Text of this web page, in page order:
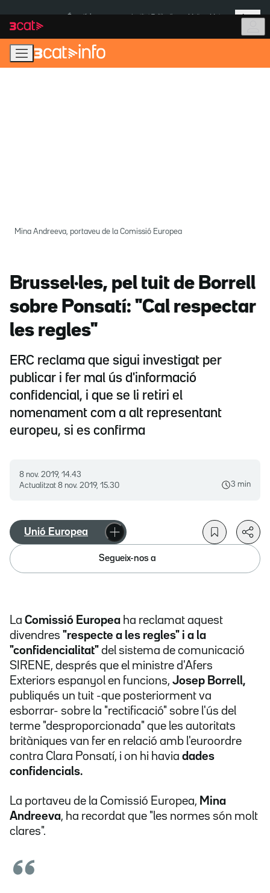
navegació
principal
contingut
Més
Mina Andreeva, portaveu de la Comissió Europea
Brussel·les, pel tuit de Borrell
sobre Ponsatí: "Cal respectar
les regles"
ERC reclama que sigui investigat per
publicar i fer mal ús d'informació
confidencial, i que se li retiri el
nomenament com a alt representant
europeu, si es confirma
8 nov. 2019, 14.43
Actualitzat 8 nov. 2019, 15.30 3 min
Unió Europea
Segueix-nos a
La Comissió Europea ha reclamat aquest
divendres "respecte a les regles" i a la
"confidencialitat" del sistema de comunicació
SIRENE, després que el ministre d'Afers
Exteriors espanyol en funcions, Josep Borrell,
publiqués un tuit -que posteriorment va
esborrar- sobre la "rectificació" sobre l'ús del
terme "desproporcionada" que les autoritats
britàniques van fer en relació amb l'euroordre
contra Clara Ponsatí, i on hi havia dades
confidencials.
La portaveu de la Comissió Europea, Mina
Andreeva, ha recordat que "les normes són molt
clares".